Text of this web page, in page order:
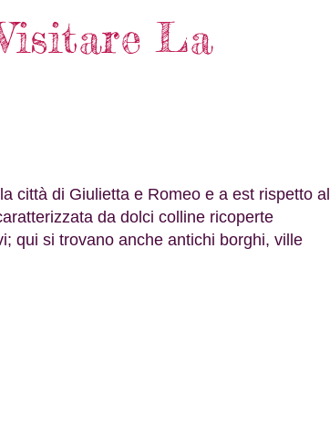
La
città di Giulietta e Romeo e a est rispetto al
da dolci colline ricoperte
qui si trovano anche antichi borghi, ville